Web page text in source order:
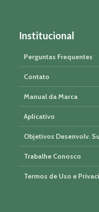
Institucional
Perguntas Frequentes
Contato
Manual da Marca
Aplicativo
Objetivos Desenvolv.
Trabalhe Conosco
Termos de Uso e